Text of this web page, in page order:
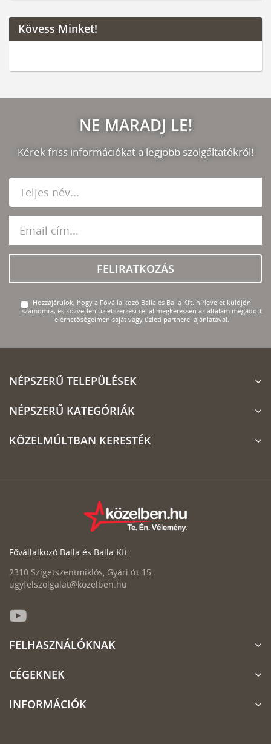
Kövess Minket!
NE MARADJ LE!
Kérek friss információkat a legjobb szolgáltatókról!
FELIRATKOZÁS
Hozzájárulok, hogy a Fővállalkozó Balla és Balla Kft. hírlevelet küldjön
számomra, és közvetlen üzletszerzési céllal megkeressen az általam megadott
elérhetőségeimen saját vagy üzleti partnerei ajánlatával.
NÉPSZERŰ TELEPÜLÉSEK
NÉPSZERŰ KATEGÓRIÁK
KÖZELMÚLTBAN KERESTÉK
Fővállalkozó Balla és Balla Kft.
2310 Szigetszentmiklós, Gyári út 15.
ugyfelszolgalat@kozelben.hu
FELHASZNÁLÓKNAK
CÉGEKNEK
INFORMÁCIÓK